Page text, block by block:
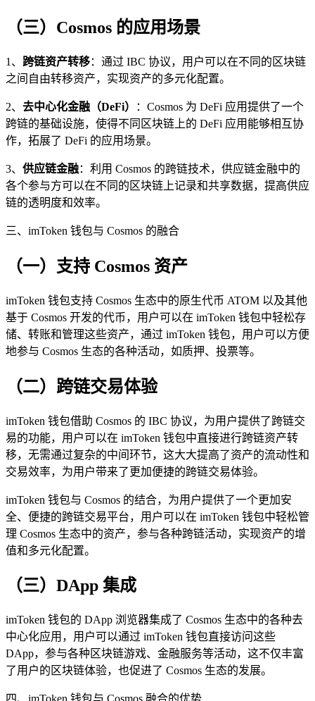
（三）Cosmos 的应用场景
1、 跨链资产转移：通过 IBC 协议，用户可以在不同的区块链
之间自由转移资产，实现资产的多元化配置。
2、 去中心化金融（DeFi）
：Cosmos 为 DeFi 应用提供了一个
跨链的基础设施，使得不同区块链上的 DeFi 应用能够相互协
作，拓展了 DeFi 的应用场景。
3、 供应链金融：利用 Cosmos 的跨链技术，供应链金融中的
各个参与方可以在不同的区块链上记录和共享数据，提高供应
链的透明度和效率。
三、imToken 钱包与 Cosmos 的融合
（一）支持 Cosmos 资产
imToken 钱包支持 Cosmos 生态中的原生代币 ATOM 以及其他
基于 Cosmos 开发的代币，用户可以在 imToken 钱包中轻松存
储、转账和管理这些资产，通过 imToken 钱包，用户可以方便
地参与 Cosmos 生态的各种活动，如质押、投票等。
（二）跨链交易体验
imToken 钱包借助 Cosmos 的 IBC 协议，为用户提供了跨链交
易的功能，用户可以在 imToken 钱包中直接进行跨链资产转
移，无需通过复杂的中间环节，这大大提高了资产的流动性和
交易效率，为用户带来了更加便捷的跨链交易体验。
imToken 钱包与 Cosmos 的结合，为用户提供了一个更加安
全、便捷的跨链交易平台，用户可以在 imToken 钱包中轻松管
理 Cosmos 生态中的资产，参与各种跨链活动，实现资产的增
值和多元化配置。
（三）DApp 集成
imToken 钱包的 DApp 浏览器集成了 Cosmos 生态中的各种去
中心化应用，用户可以通过 imToken 钱包直接访问这些
DApp，参与各种区块链游戏、金融服务等活动，这不仅丰富
了用户的区块链体验，也促进了 Cosmos 生态的发展。